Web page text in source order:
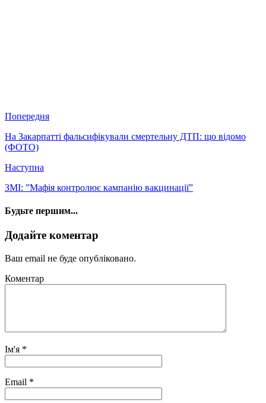
Попередня
На Закарпатті фальсифікували смертельну ДТП: що відомо
(ФОТО)
Наступна
ЗМІ: ”Мафія контролює кампанію вакцинації”
Будьте першим...
Додайте коментар
Ваш email не буде опубліковано.
Коментар
Ім'я *
Email *